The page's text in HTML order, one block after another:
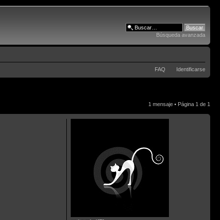
Búsqueda avanzada
FAQ Identificarse
1 mensaje • Página 1 de 1